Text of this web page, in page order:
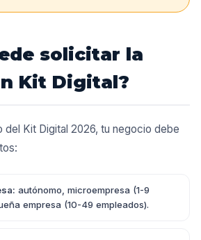
solicitar la
Kit Digital?
del Kit Digital 2026, tu negocio debe
autónomo, microempresa (1-9
empresa (10-49 empleados).